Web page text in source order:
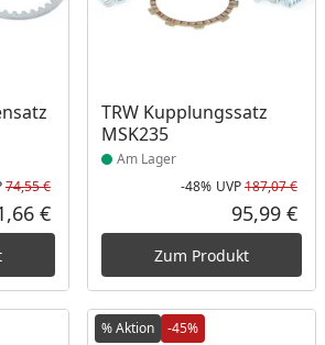
Rabatt in Prozent
Ursprünglicher Preis
74,55 €
Aktueller Preis
€
TRW Kupplungssatz
MSK235
Produkt am Lager
Am Lager
-48% UVP187,07 €
95,99 €
Zum Produkt
% Aktion -45%